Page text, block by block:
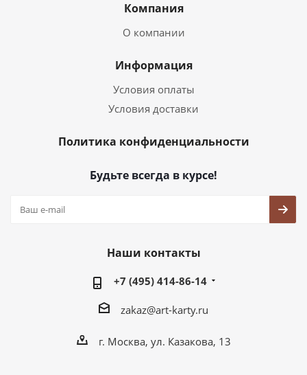
Компания
О компании
Информация
Условия оплаты
Условия доставки
Политика конфиденциальности
Будьте всегда в курсе!
Наши контакты
+7 (495) 414-86-14
zakaz@art-karty.ru
г. Москва, ул. Казакова, 13